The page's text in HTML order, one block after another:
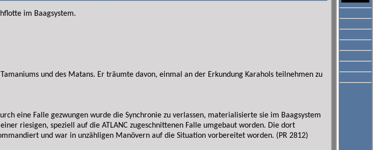
im Baagsystem.
und des Matans. Er träumte davon, einmal an der Erkundung Karahols teilnehmen zu
eine Falle gezwungen wurde die Synchronie zu verlassen, materialisierte sie im Baagsystem
riesigen, speziell auf die ATLANC zugeschnittenen Falle umgebaut worden. Die dort
und war in unzähligen Manövern auf die Situation vorbereitet worden. (PR 2812)